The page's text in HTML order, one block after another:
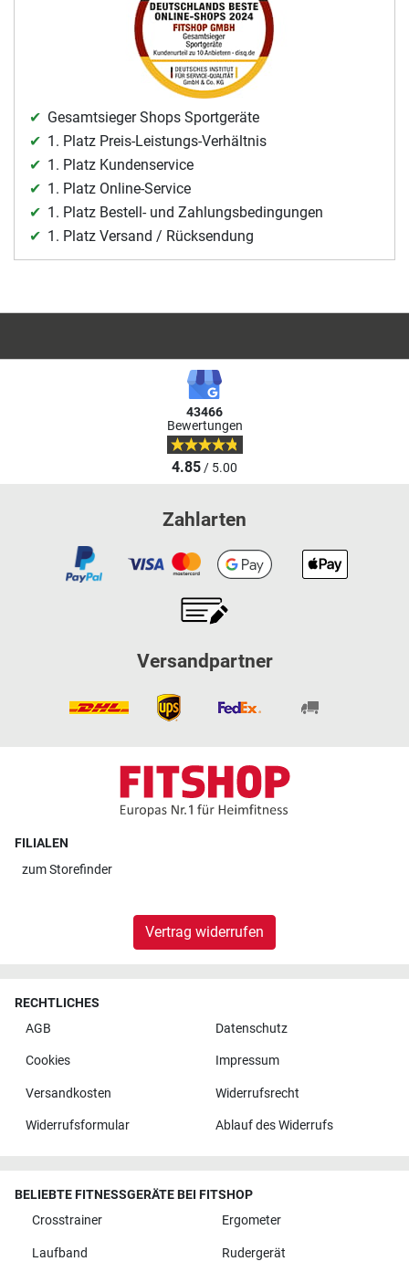
Gesamtsieger Shops Sportgeräte
1. Platz Preis-Leistungs-Verhältnis
1. Platz Kundenservice
1. Platz Online-Service
1. Platz Bestell- und Zahlungsbedingungen
1. Platz Versand / Rücksendung
43466
Bewertungen
4.85/ 5.00
Zahlarten
Versandpartner
FILIALEN
zumStorefinder
Vertrag widerrufen
RECHTLICHES
AGB
Datenschutz
Cookies Impressum
Versandkosten Widerrufsrecht
Widerrufsformular Ablauf des Widerrufs
BELIEBTE FITNESSGERÄTE BEI FITSHOP
Crosstrainer
Ergometer
Laufband Rudergerät